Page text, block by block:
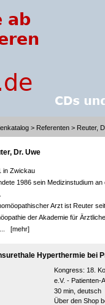
> Referenten > Reuter,
Dr. Uwe
in Zwickau
1986 sein Medizinstudium
Arzt ist Reuter
der Akademie für
[mehr]
Hyperthermie bei
Kongress: 18.
e.V. - Patienten-
30 min, deutsch
Über den Shop